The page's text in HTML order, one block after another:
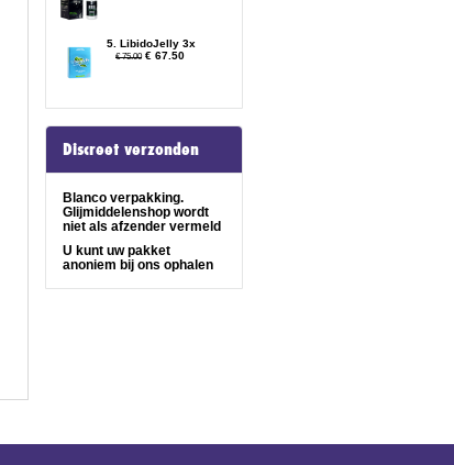
5. LibidoJelly 3x
€ 75.00 € 67.50
Discreet verzonden
Blanco verpakking.
Glijmiddelenshop wordt
niet als afzender vermeld
U kunt uw pakket
anoniem bij ons ophalen